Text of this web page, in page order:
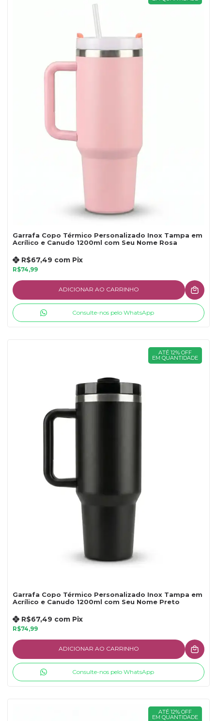
Garrafa Copo Térmico Personalizado Inox Tampa em
Acrílico e Canudo 1200ml com Seu Nome Rosa
R$74,99
R$67,49 com Pix
ADICIONAR AO CARRINHO
Consulte-nos pelo WhatsApp
ATÉ 12% OFF
EM QUANTIDADE
Garrafa Copo Térmico Personalizado Inox Tampa em
Acrílico e Canudo 1200ml com Seu Nome Preto
R$74,99
R$67,49 com Pix
ADICIONAR AO CARRINHO
Consulte-nos pelo WhatsApp
ATÉ 12% OFF
EM QUANTIDADE